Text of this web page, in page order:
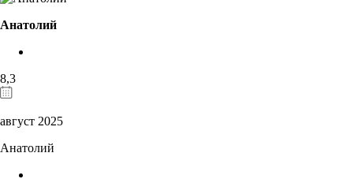
Анатолий
8,3
август 2025
Анатолий